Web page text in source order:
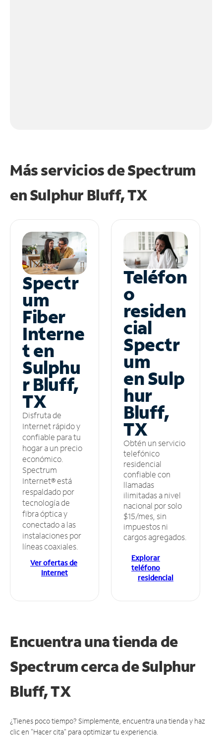
Más servicios de Spectrum
enSulphur Bluff, TX
Spectr
um
Fiber
Interne
t en
Sulphu
r Bluff,
TX
Disfruta de
Internet rápido y
confiable para tu
hogar a un precio
económico.
Spectrum
Internet® está
respaldado por
tecnología de
fibra óptica y
conectado a las
instalaciones por
líneas coaxiales.
Ver ofertas de
Internet
Teléfon
o
residen
cial
Spectr
um
en Sulp
hur
Bluff,
TX
Obtén un servicio
telefónico
residencial
confiable con
llamadas
ilimitadas a nivel
nacional por solo
$15/mes, sin
impuestos ni
cargos agregados.
Explorar
teléfono
residencial
Encuentra una tienda de
Spectrumcerca de Sulphur
Bluff, TX
¿Tienes poco tiempo? Simplemente, encuentra una tienda y haz
clic en "Hacer cita" para optimizar tu experiencia.